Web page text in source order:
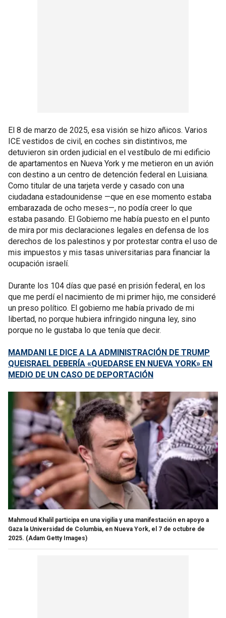
El 8 de marzo de 2025, esa visión se hizo añicos. Varios
ICE vestidos de civil, en coches sin distintivos, me
detuvieron sin orden judicial en el vestíbulo de mi edificio
de apartamentos en Nueva York y me metieron en un avión
con destino a un centro de detención federal en Luisiana.
Como titular de una tarjeta verde y casado con una
ciudadana estadounidense —que en ese momento estaba
embarazada de ocho meses—, no podía creer lo que
estaba pasando. El Gobierno me había puesto en el punto
de mira por mis declaraciones legales en defensa de los
derechos de los palestinos y por protestar contra el uso de
mis impuestos y mis tasas universitarias para financiar la
ocupación israelí.
Durante los 104 días que pasé en prisión federal, en los
que me perdí el nacimiento de mi primer hijo, me consideré
un preso político. El gobierno me había privado de mi
libertad, no porque hubiera infringido ninguna ley, sino
porque no le gustaba lo que tenía que decir.
MAMDANI LE DICE A LA ADMINISTRACIÓN DE TRUMP
QUEISRAEL DEBERÍA «QUEDARSE EN NUEVA YORK» EN
MEDIO DE UN CASO DE DEPORTACIÓN
Mahmoud Khalil participa en una vigilia y una manifestación en apoyo a
Gaza la Universidad de Columbia, en Nueva York, el 7 de octubre de
2025. (Adam Getty Images)